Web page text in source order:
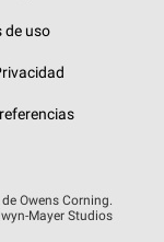
de uso
Owens Corning.
Mayer Studios